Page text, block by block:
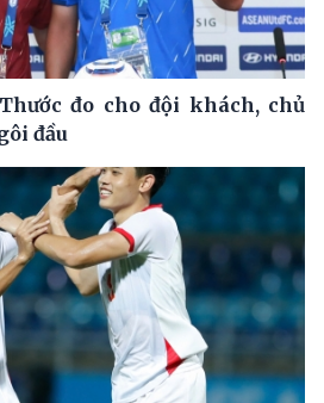
đo cho đội khách, chủ
đầu